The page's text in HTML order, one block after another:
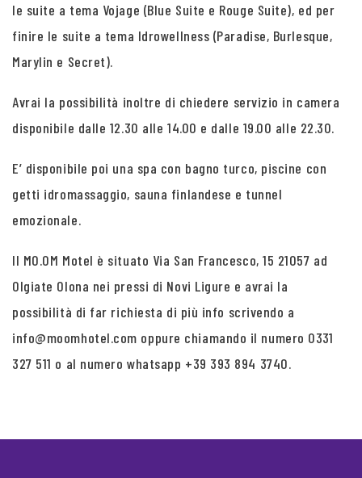
le suite a tema Vojage (Blue Suite e Rouge Suite), ed per
finire le suite a tema Idrowellness (Paradise, Burlesque,
Marylin e Secret).
Avrai la possibilità inoltre di chiedere servizio in camera
disponibile dalle 12.30 alle 14.00 e dalle 19.00 alle 22.30.
E’ disponibile poi una spa con bagno turco, piscine con
getti idromassaggio, sauna finlandese e tunnel
emozionale.
Il MO.OM Motel è situato Via San Francesco, 15 21057 ad
Olgiate Olona nei pressi di Novi Ligure e avrai la
possibilità di far richiesta di più info scrivendo a
info@moomhotel.com oppure chiamando il numero 0331
327 511 o al numero whatsapp +39 393 894 3740.